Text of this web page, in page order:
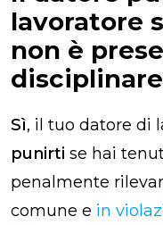
lavoratore
non è
Sì, il tuo datore di
punirti se hai
penalmente
comune e in